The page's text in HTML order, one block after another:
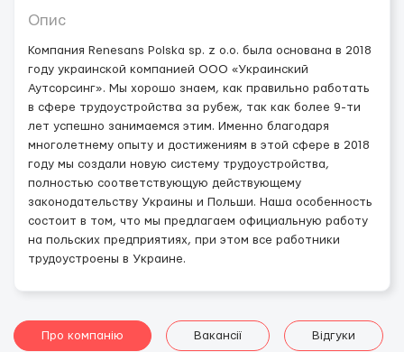
Опис
Компания Renesans Polska sp. z o.o. была основана в 2018
году украинской компанией ООО «Украинский
Аутсорсинг». Мы хорошо знаем, как правильно работать
в сфере трудоустройства за рубеж, так как более 9-ти
лет успешно занимаемся этим. Именно благодаря
многолетнему опыту и достижениям в этой сфере в 2018
году мы создали новую систему трудоустройства,
полностью соответствующую действующему
законодательству Украины и Польши. Наша особенность
состоит в том, что мы предлагаем официальную работу
на польских предприятиях, при этом все работники
трудоустроены в Украине.
Про компанію Вакансії Відгуки